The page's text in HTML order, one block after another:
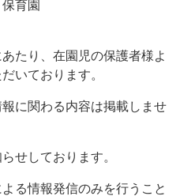
育園
たり、在園児の保護者様よ
いております。
に関わる内容は掲載しませ
せしております。
る情報発信のみを行うこと